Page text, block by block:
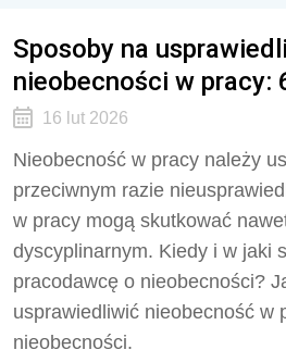
Sposoby na
nieobecności w pracy:
16 lut 2026
Nieobecność w pracy należy
przeciwnym razie
w pracy mogą skutkować
dyscyplinarnym. Kiedy i w jaki
pracodawcę o nieobecności?
usprawiedliwić nieobecność w
nieobecności.